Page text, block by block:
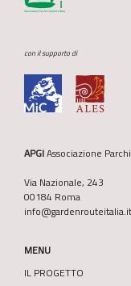
con il supporto di
APGIAssociazione
Via Nazionale, 243
00184 Roma
info@gardenrouteitalia.it
MENU
IL PROGETTO